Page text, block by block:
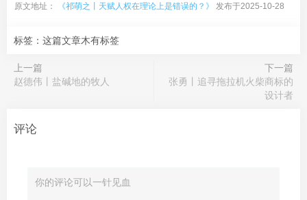
原文地址：
《祁萌之丨天赋人权在理论上是错误的？》 发布于2025-10-28
标签：这篇文章木有标签
上一篇
赵德伟丨盐碱地的牧人
下一篇
张勇丨追寻拖拉机火柴商标的
设计者
评论